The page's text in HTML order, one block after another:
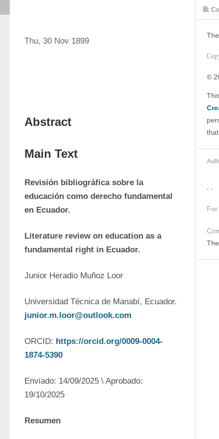
Thu, 30 Nov 1899
Abstract
Main Text
Revisión bibliográfica sobre la
educación como derecho fundamental
en Ecuador.
Literature review on education as a
fundamental right in Ecuador.
Junior Heradio Muñoz Loor
junior.m.loor@outlook.com
ORCID: https://orcid.org/0009-0004-
1874-5390
Enviado: 14/09/2025 \ Aprobado:
19/10/2025
Resumen
©